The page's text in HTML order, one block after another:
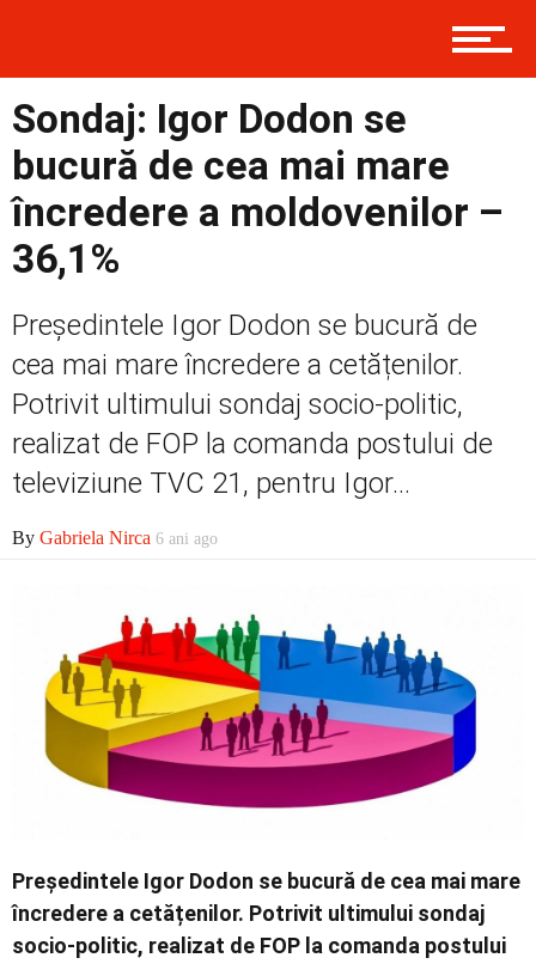
Externe
Contact
Sondaj: Igor Dodon se
bucură de cea mai mare
încredere a moldovenilor –
36,1%
Președintele Igor Dodon se bucură de
cea mai mare încredere a cetățenilor.
Potrivit ultimului sondaj socio-politic,
realizat de FOP la comanda postului de
televiziune TVC 21, pentru Igor...
By Gabriela Nirca 6 ani ago
Președintele Igor Dodon se bucură de cea mai mare
încredere a cetățenilor. Potrivit ultimului sondaj
socio-politic, realizat de FOP la comanda postului